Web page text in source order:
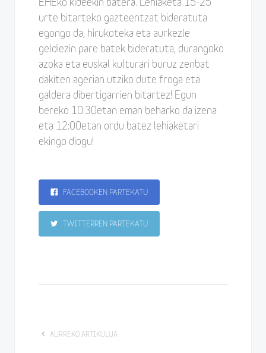
EHEko kideekin batera. Lehiaketa 15-25
urte bitarteko gazteentzat bideratuta
egongo da, hirukoteka eta aurkezle
geldiezin pare batek bideratuta, durangoko
azoka eta euskal kulturari buruz zenbat
dakiten agerian utziko dute froga eta
galdera dibertigarrien bitartez! Egun
bereko 10:30etan eman beharko da izena
eta 12:00etan ordu batez lehiaketari
ekingo diogu!
FACEBOOKEN PARTEKATU
TWITTERREN PARTEKATU
AURREKO ARTIKULUA